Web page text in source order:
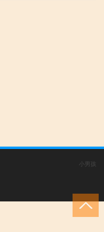
小男孩